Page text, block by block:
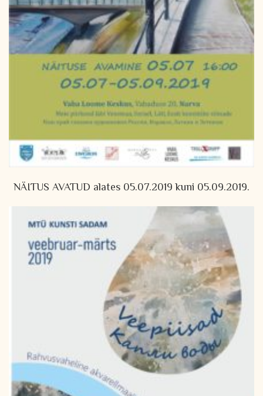
NÄITUS AVATUD alates 05.07.2019 kuni 05.09.2019.